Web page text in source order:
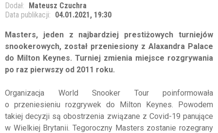
Dodał: Mateusz Czuchra
Data publikacji: 04.01.2021, 19:30
Masters, jeden z najbardziej prestiżowych turniejów
snookerowych, został przeniesiony z Alaxandra Palace
do Milton Keynes. Turniej zmienia miejsce rozgrywania
po raz pierwszy od 2011 roku.
Organizacja World Snooker Tour poinformowała
o przeniesieniu rozgrywek do Milton Keynes. Powodem
takiej decyzji są obostrzenia związane z Covid-19 panujące
w Wielkiej Brytanii. Tegoroczny Masters zostanie rozegrany